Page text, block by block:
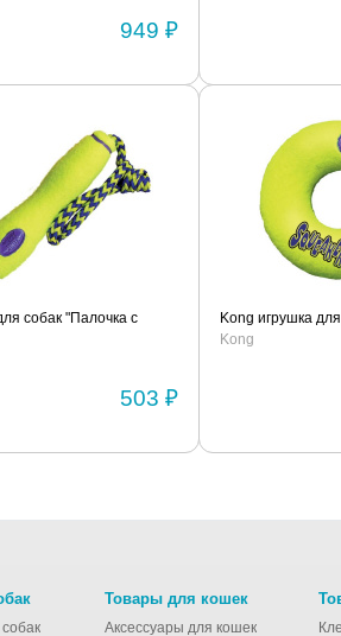
949 ₽
собак "Палочка с
503 ₽
Kong игрушка
Kong
Товары для кошек
Аксессуары для кошек